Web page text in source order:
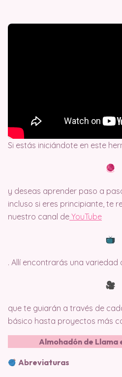
Si estás iniciándote en este
y deseas aprender paso a
incluso si eres principiante, te
nuestro canal de YouTube
. Allí encontrarás una
que te guiarán a través de
básico hasta proyectos más
Almohadón de Llama
Abreviaturas